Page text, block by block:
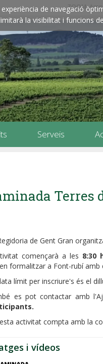
de navegació
la visibilitat i funcions
ZOOM:
Serveis
Terres
de Gent Gran
començarà a les 8:30
formalitzar a Font-rubí amb
límit per inscriure's és el
es pot contactar amb
activitat compta amb la
i vídeos